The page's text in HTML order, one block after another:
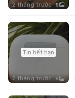
2 tháng trước 5
Tin hết hạn
2 tháng trước 6